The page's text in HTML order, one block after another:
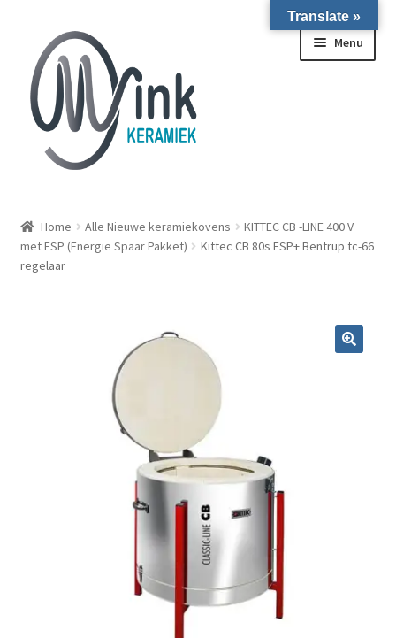
Ga door naar navigatie
Ga naar de inhoud
Menu
WIERINGERWERF
Homepagina
Home Alle Nieuwe keramiekovens
KITTEC CB -LINE 400 V
met ESP (Energie Spaar Pakket)
Kittec CB 80s ESP+ Bentrup tc-66
regelaar
Translate »